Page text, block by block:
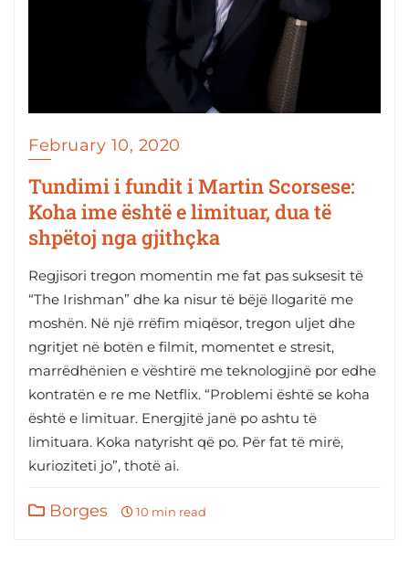
February 10, 2020
Tundimi i fundit i Martin Scorsese:
Koha ime është e limituar, dua të
shpëtoj nga gjithçka
Regjisori tregon momentin me fat pas suksesit të
“The Irishman” dhe ka nisur të bëjë llogaritë me
moshën. Në një rrëfim miqësor, tregon uljet dhe
ngritjet në botën e filmit, momentet e stresit,
marrëdhënien e vështirë me teknologjinë por edhe
kontratën e re me Netflix. “Problemi është se koha
është e limituar. Energjitë janë po ashtu të
limituara. Koka natyrisht që po. Për fat të mirë,
kurioziteti jo”, thotë ai.
Borges 10 min read